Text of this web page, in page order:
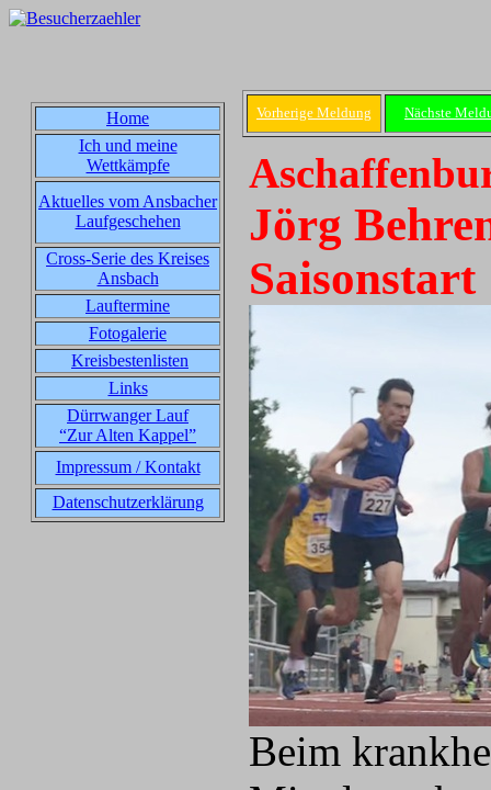
Home
Ich und meine
Wettkämpfe
Aktuelles vom Ansbacher
Laufgeschehen
Cross-Serie des Kreises
Ansbach
Lauftermine
Fotogalerie
Kreisbestenlisten
Links
Dürrwanger Lauf
“Zur Alten Kappel”
Impressum / Kontakt
Datenschutzerklärung
Vorherige Meldung Nächste
Jörg
Saisonstart
Beim